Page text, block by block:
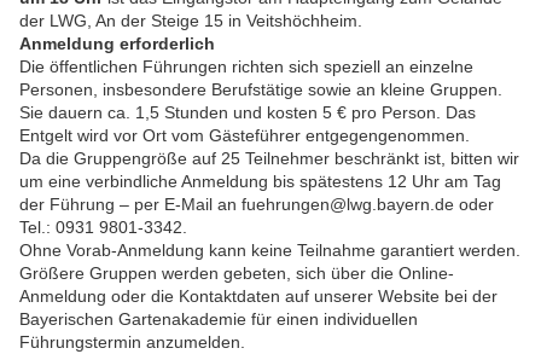
der LWG, An der Steige 15 in Veitshöchheim.
Anmeldung erforderlich
Die öffentlichen Führungen richten sich speziell an einzelne
Personen, insbesondere Berufstätige sowie an kleine Gruppen.
Sie dauern ca. 1,5 Stunden und kosten 5 € pro Person. Das
Entgelt wird vor Ort vom Gästeführer entgegengenommen.
Da die Gruppengröße auf 25 Teilnehmer beschränkt ist, bitten wir
um eine verbindliche Anmeldung bis spätestens 12 Uhr am Tag
der Führung – per E-Mail an fuehrungen@lwg.bayern.de oder
Tel.: 0931 9801-3342.
Ohne Vorab-Anmeldung kann keine Teilnahme garantiert werden.
Größere Gruppen werden gebeten, sich über die Online-
Anmeldung oder die Kontaktdaten auf unserer Website bei der
Bayerischen Gartenakademie für einen individuellen
Führungstermin anzumelden.